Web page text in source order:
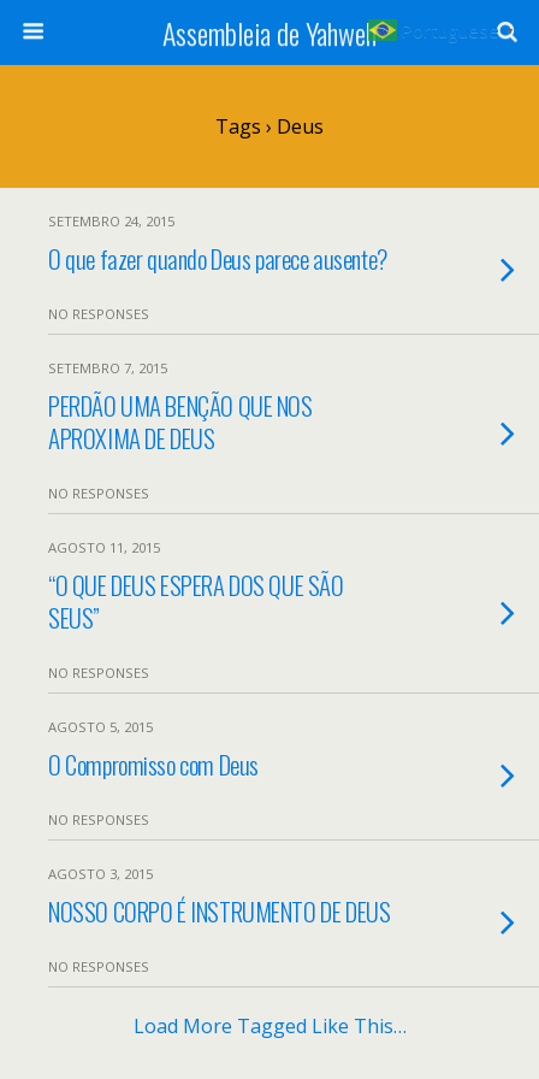
Assembleia de Yahweh
Tags › Deus
SETEMBRO 24, 2015
O que fazer quando Deus parece ausente?
NO RESPONSES
SETEMBRO 7, 2015
PERDÃO UMA BENÇÃO QUE NOS
APROXIMA DE DEUS
NO RESPONSES
AGOSTO 11, 2015
“O QUE DEUS ESPERA DOS QUE SÃO
SEUS”
NO RESPONSES
AGOSTO 5, 2015
O Compromisso com Deus
NO RESPONSES
AGOSTO 3, 2015
NOSSO CORPO É INSTRUMENTO DE DEUS
NO RESPONSES
Load More Tagged Like This…
Portuguese ▼